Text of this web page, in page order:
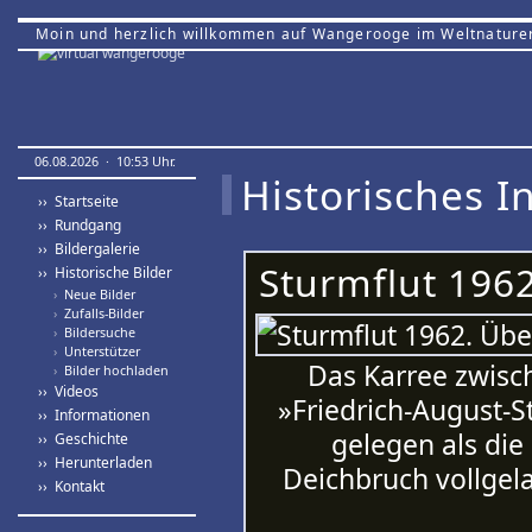
Moin und herzlich willkommen auf Wangerooge im
06.08.2026 · 10:53 Uhr.
›› Startseite
›› Rundgang
›› Bildergalerie
›› Historische Bilder
› Neue Bilder
› Zufalls-Bilder
› Bildersuche
› Unterstützer
› Bilder hochladen
›› Videos
›› Informationen
›› Geschichte
›› Herunterladen
›› Kontakt
Historisches
Sturmflut
Das Karree
»Friedrich-August-
gelegen als
Deichbruch